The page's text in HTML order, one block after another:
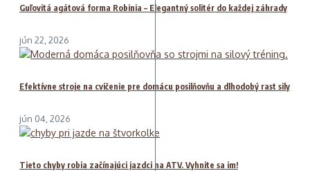
Guľovitá agátová forma Robinia – Elegantný solitér do každej záhrady
jún 22, 2026
Efektívne stroje na cvičenie pre domácu posilňovňu a dlhodobý rast sily
jún 04, 2026
Tieto chyby robia začínajúci jazdci na ATV. Vyhnite sa im!